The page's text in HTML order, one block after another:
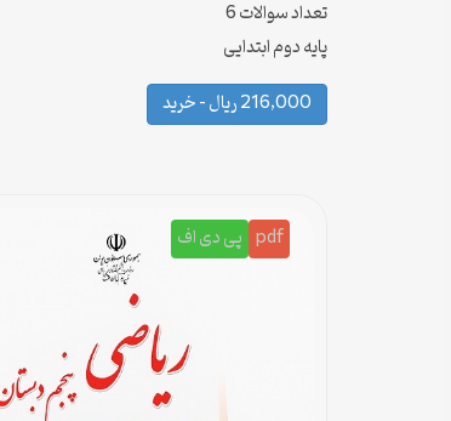
تعداد سوالات 6
پایه دوم ابتدایی
216,000 ریال – خرید
pdf پی دی اف